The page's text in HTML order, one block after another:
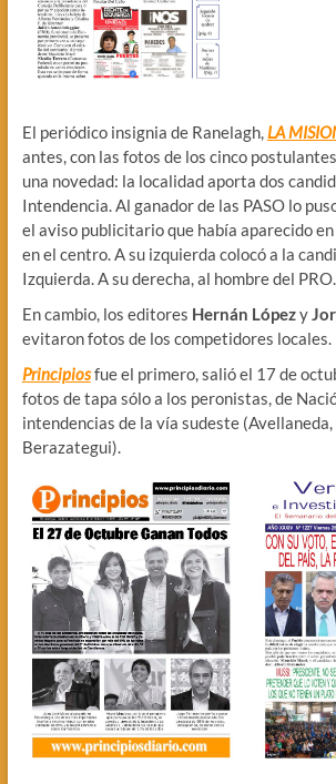
El periódico insignia de Ranelagh,LA
antes, con las fotos de los cinco
una novedad: la localidad aporta dos
Intendencia. Al ganador de las PASO lo
el aviso publicitario que había aparecido
en el centro. A su izquierda colocó a la
Izquierda. A su derecha, al hombre del PRO.
En cambio, los editores Hernán Lópezy
evitaron fotos de los competidores locales.
Principiosfue el primero, salió el 17 de
fotos de tapa sólo a los peronistas, de
intendencias de la vía sudeste
Berazategui).